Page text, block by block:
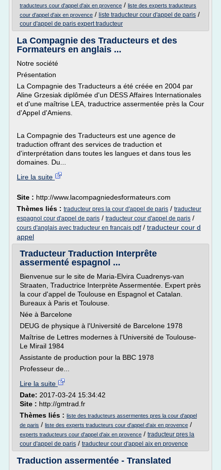
traducteurs cour d'appel d'aix en provence / liste des experts traducteurs
cour d'appel d'aix en provence / liste traducteur cour d'appel de paris /
cour d'appel de paris expert traducteur
La Compagnie des Traducteurs et des
Formateurs en anglais ...
Notre société
Présentation
La Compagnie des Traducteurs a été créée en 2004 par
Aline Grzesiak diplômée d'un DESS Affaires Internationales
et d'une maîtrise LEA, traductrice assermentée près la Cour
d'Appel d'Amiens.
La Compagnie des Traducteurs est une agence de
traduction offrant des services de traduction et
d'interprétation dans toutes les langues et dans tous les
domaines. Du...
Lire la suite
Site : http://www.lacompagniedesformateurs.com
Thèmes liés : traducteur pres la cour d'appel de paris / traducteur
espagnol cour d'appel de paris / traducteur cour d'appel de paris /
cours d'anglais avec traducteur en francais pdf/ traducteur cour d
appel
Traducteur Traduction Interprête
assermenté espagnol ...
Bienvenue sur le site de Maria-Elvira Cuadrenys-van
Straaten, Traductrice Interprète Assermentée. Expert près
la cour d'appel de Toulouse en Espagnol et Catalan.
Bureaux à Paris et Toulouse.
Née à Barcelone
DEUG de physique à l'Université de Barcelone 1978
Maîtrise de Lettres modernes à l'Université de Toulouse-
Le Mirail 1984
Assistante de production pour la BBC 1978
Professeur de...
Lire la suite
Date: 2017-03-24 15:34:42
Site : http://gmtrad.fr
Thèmes liés : liste des traducteurs assermentes pres la cour d'appel
de paris / liste des experts traducteurs cour d'appel d'aix en provence /
experts traducteurs cour d'appel d'aix en provence / traducteur pres la
cour d'appel de paris / traducteur cour d'appel aix en provence
Traduction assermentée - Translated